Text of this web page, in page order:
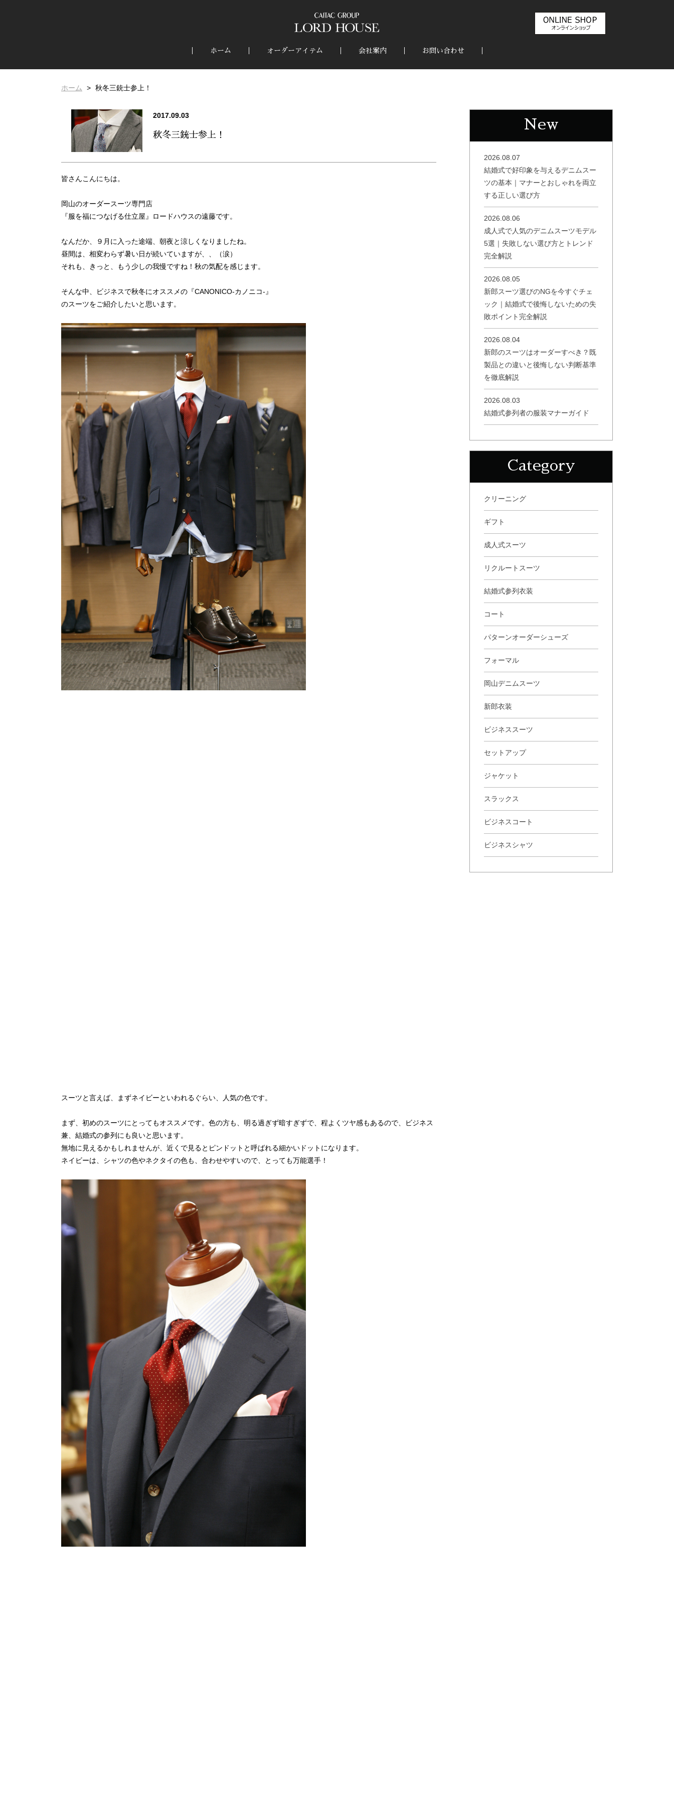
ホーム オーダーアイテム 会社案内 お問い合わせ
ホーム 秋冬三銃士参上！
2017.09.03
秋冬三銃士参上！
皆さんこんにちは。
岡山のオーダースーツ専門店
『服を福につなげる仕立屋』ロードハウスの遠藤です。
なんだか、９月に入った途端、朝夜と涼しくなりましたね。
昼間は、相変わらず暑い日が続いていますが、、（涙）
それも、きっと、もう少しの我慢ですね！秋の気配を感じます。
そんな中、ビジネスで秋冬にオススメの『CANONICO-カノニコ-』
のスーツをご紹介したいと思います。
スーツと言えば、まずネイビーといわれるぐらい、人気の色です。
まず、初めのスーツにとってもオススメです。色の方も、明る過ぎず暗すぎずで、程よくツヤ感もあるので、ビジネス
兼、結婚式の参列にも良いと思います。
無地に見えるかもしれませんが、近くで見るとピンドットと呼ばれる細かいドットになります。
ネイビーは、シャツの色やネクタイの色も、合わせやすいので、とっても万能選手！
New
2026.08.07
結婚式で好印象を与えるデニムスー
ツの基本｜マナーとおしゃれを両立
する正しい選び方
2026.08.06
成人式で人気のデニムスーツモデル
5選｜失敗しない選び方とトレンド
完全解説
2026.08.05
新郎スーツ選びのNGを今すぐチェ
ック｜結婚式で後悔しないための失
敗ポイント完全解説
2026.08.04
新郎のスーツはオーダーすべき？既
製品との違いと後悔しない判断基準
を徹底解説
2026.08.03
結婚式参列者の服装マナーガイド
Category
クリーニング
ギフト
成人式スーツ
リクルートスーツ
結婚式参列衣装
コート
パターンオーダーシューズ
フォーマル
岡山デニムスーツ
新郎衣装
ビジネススーツ
セットアップ
ジャケット
スラックス
ビジネスコート
ビジネスシャツ